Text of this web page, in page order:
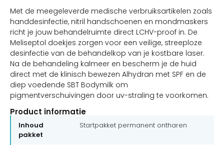
Met de meegeleverde medische verbruiksartikelen zoals
handdesinfectie, nitril handschoenen en mondmaskers
richt je jouw behandelruimte direct LCHV-proof in. De
Meliseptol doekjes zorgen voor een veilige, streeploze
desinfectie van de behandelkop van je kostbare laser.
Na de behandeling kalmeer en bescherm je de huid
direct met de klinisch bewezen Alhydran met SPF en de
diep voedende SBT Bodymilk om
pigmentverschuivingen door uv-straling te voorkomen.
Product informatie
Inhoud
pakket
Startpakket permanent ontharen